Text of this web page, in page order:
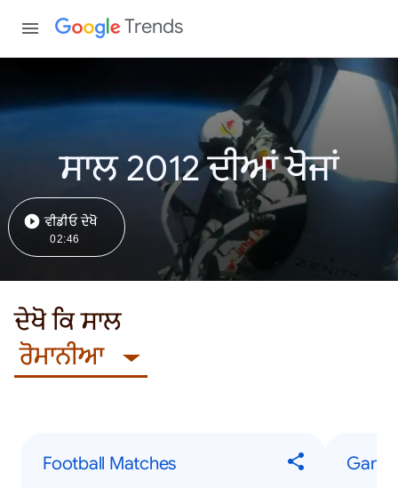
Trends
ਸਾਲ 2012 ਦੀਆਂ ਖੋਜਾਂ
ਵੀਡੀਓ ਦੇਖੋ
02:46
ਦੇਖੋ ਕਿ ਸਾਲ
ਰੋਮਾਨੀਆ
Football Matches